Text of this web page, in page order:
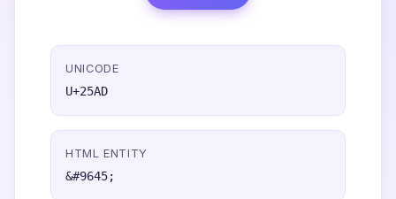
UNICODE
U+25AD
HTML ENTITY
&#9645;